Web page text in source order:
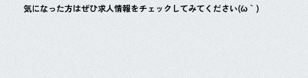
気になった方はぜひ求人情報をチェックしてみてください(´ω｀)